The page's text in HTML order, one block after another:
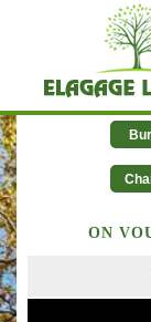
ON